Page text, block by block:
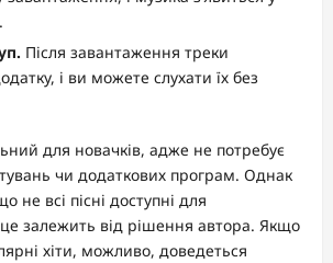
Після завантаження треки
і ви можете слухати їх без
для новачків, адже не потребує
чи додаткових програм. Однак
не всі пісні доступні для
залежить від рішення автора. Якщо
хіти, можливо, доведеться